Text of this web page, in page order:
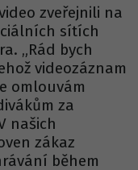
zveřejnili na
sítích
„Rád bych
videozáznam
omlouvám
za
našich
zákaz
během